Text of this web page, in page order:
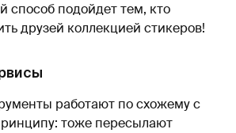
способ подойдет тем, кто
друзей коллекцией стикеров!
работают по схожему с
тоже пересылают